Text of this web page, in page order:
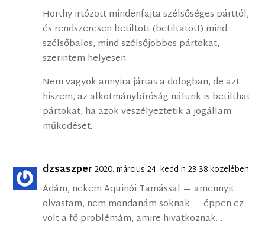
Horthy irtózott mindenfajta szélsőséges párttól,
és rendszeresen betiltott (betiltatott) mind
szélsőbalos, mind szélsőjobbos pártokat,
szerintem helyesen.
Nem vagyok annyira jártas a dologban, de azt
hiszem, az alkotmánybíróság nálunk is betilthat
pártokat, ha azok veszélyeztetik a jogállam
működését.
dzsaszper 2020. március 24. kedd-n 23:38 közelében
Ádám, nekem Aquinói Tamással — amennyit
olvastam, nem mondanám soknak — éppen ez
volt a fő problémám, amire hivatkoznak…